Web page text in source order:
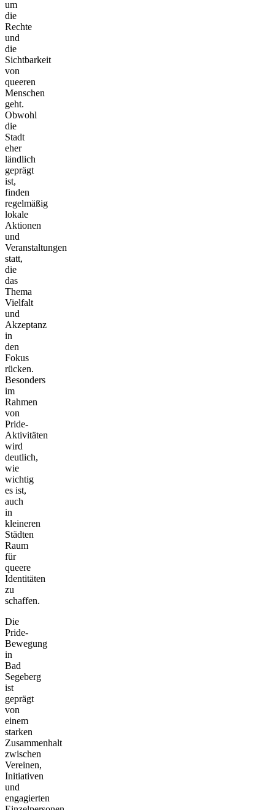
um
die
Rechte
und
die
Sichtbarkeit
von
queeren
Menschen
geht.
Obwohl
die
Stadt
eher
ländlich
geprägt
ist,
finden
regelmäßig
lokale
Aktionen
und
Veranstaltungen
statt,
die
das
Thema
Vielfalt
und
Akzeptanz
in
den
Fokus
rücken.
Besonders
im
Rahmen
von
Pride-
Aktivitäten
wird
deutlich,
wie
wichtig
es ist,
auch
in
kleineren
Städten
Raum
für
queere
Identitäten
zu
schaffen.
Die
Pride-
Bewegung
in
Bad
Segeberg
ist
geprägt
von
einem
starken
Zusammenhalt
zwischen
Vereinen,
Initiativen
und
engagierten